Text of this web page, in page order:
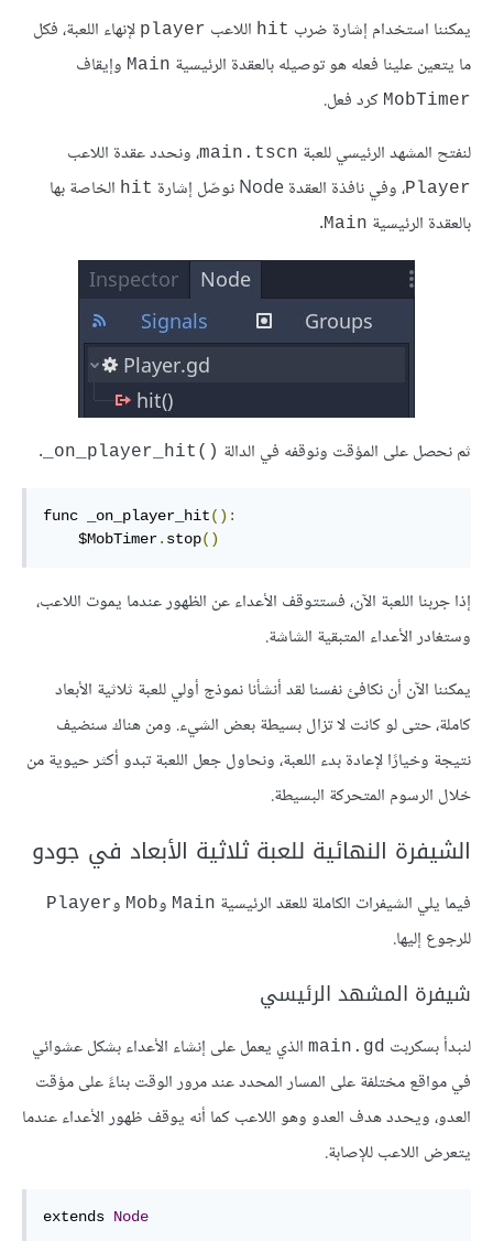
يمكننا استخدام إشارة ضرب hit اللاعب player لإنهاء اللعبة، فكل
ما يتعين علينا فعله هو توصيله بالعقدة الرئيسية Main وإيقاف
MobTimer كرد فعل.
لنفتح المشهد الرئيسي للعبة main.tscn، ونحدد عقدة اللاعب
Player، وفي نافذة العقدة Node نوصّل إشارة hit الخاصة بها
بالعقدة الرئيسية Main
.
ثم نحصل على المؤقت ونوقفه في الدالة ‎_on_player_hit()‎
.
func _on_player_hit():
    $MobTimer
. stop()
إذا جربنا اللعبة الآن، فستتوقف الأعداء عن الظهور عندما يموت اللاعب،
وستغادر الأعداء المتبقية الشاشة.
يمكننا الآن أن نكافئ نفسنا لقد أنشأنا نموذج أولي للعبة ثلاثية الأبعاد
كاملة، حتى لو كانت لا تزال بسيطة بعض الشيء. ومن هناك سنضيف
نتيجة وخيارًا لإعادة بدء اللعبة، ونحاول جعل اللعبة تبدو أكثر حيوية من
خلال الرسوم المتحركة البسيطة.
الشيفرة النهائية للعبة ثلاثية الأبعاد في جودو
فيما يلي الشيفرات الكاملة للعقد الرئيسية Main وMob وPlayer
للرجوع إليها.
شيفرة المشهد الرئيسي
لنبدأ بسكربت main.gd الذي يعمل على إنشاء الأعداء بشكل عشوائي
في مواقع مختلفة على المسار المحدد عند مرور الوقت بناءً على مؤقت
العدو، ويحدد هدف العدو وهو اللاعب كما أنه يوقف ظهور الأعداء عندما
يتعرض اللاعب للإصابة.
extends Node